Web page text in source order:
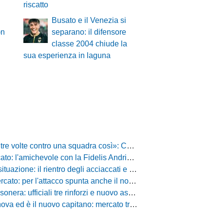
riscatto
Busato e il Venezia si
separano: il difensore
classe 2004 chiude la
sua esperienza in laguna
squadra così»: Calabro promuove il carattere del suo Padova
con la Fidelis Andria, le parole di Pelosi e l'idea Conti
il rientro degli acciaccati e le trattative di mercato
per l'attacco spunta anche il nome di Okaka
tre rinforzi e nuovo assetto al vertice del club
capitano: mercato tra colpi esperti e l'addio a Daffara